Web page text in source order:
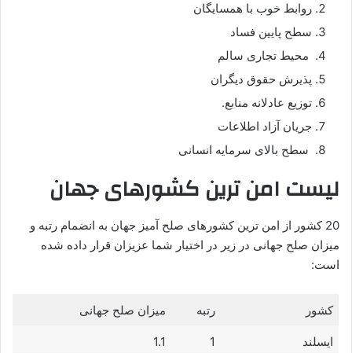
روابط خوب با همسایگان
سطح پایین فساد
محیط تجاری سالم
پذیرش حقوق دیگران
توزیع عادلانه منابع.
جریان آزاد اطلاعات
سطح بالای سرمایه انسانی
لیست امن ترین کشورهای جهان
20 کشور از امن ترین کشورهای صلح آمیز جهان به انضمام رتبه و
میزان صلح جهانی در زیر در اختیار شما عزیزان قرار داده شده
است:
کشور رتبه میزان صلح جهانی
ایسلند 1
1.1